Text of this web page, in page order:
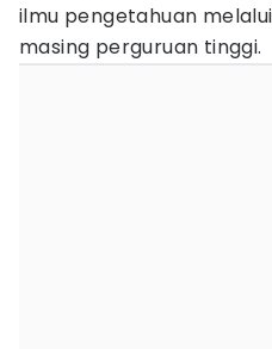
ilmu pengetahuan
masing perguruan tinggi.